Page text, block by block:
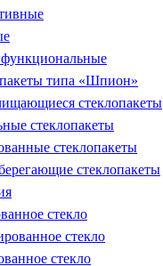
типа «Шпион»
стеклопакеты
стеклопакеты
стеклопакеты
стеклопакеты
стекло
стекло
стекло